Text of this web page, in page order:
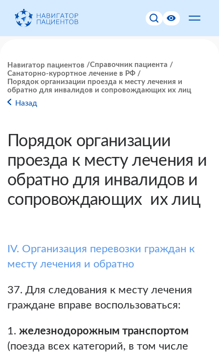
Навигатор пациентов
Справочник пациента
Санаторно-курортное лечение в РФ
Порядок организации проезда к месту лечения и
обратно для инвалидов и сопровождающих их лиц
Назад
Порядок организации
проезда к месту лечения и
обратно для инвалидов и
сопровождающих их лиц
IV. Организация перевозки граждан к
месту лечения и обратно
37. Для следования к месту лечения
граждане вправе воспользоваться:
железнодорожным транспортом
(поезда всех категорий, в том числе